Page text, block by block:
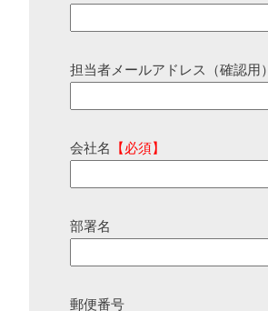
担当者メールアドレス（確認用）
会社名 【必須】
部署名
郵便番号